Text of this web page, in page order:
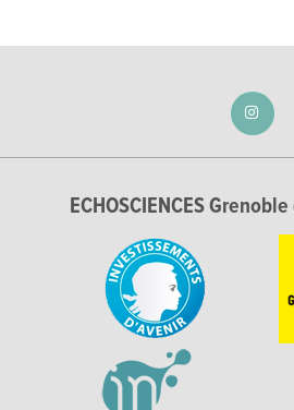
ECHOSCIENCES